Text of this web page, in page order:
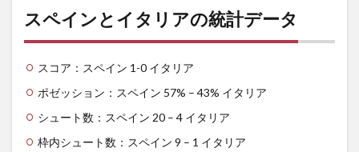
スペインとイタリアの統計データ
スコア：スペイン 1-0 イタリア
ポゼッション：スペイン 57% – 43% イタリア
シュート数：スペイン 20 – 4 イタリア
枠内シュート数：スペイン 9 – 1 イタリア